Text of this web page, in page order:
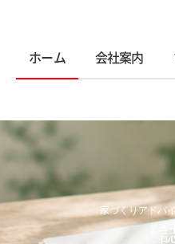
ホーム 会社案内
家づくりアドバ
『